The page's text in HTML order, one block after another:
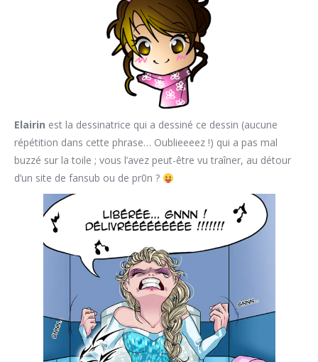
Elairin est la dessinatrice qui a dessiné ce dessin (aucune
répétition dans cette phrase… Oublieeeez !) qui a pas mal
buzzé sur la toile ; vous l’avez peut-être vu traîner, au détour
d’un site de fansub ou de pr0n ?